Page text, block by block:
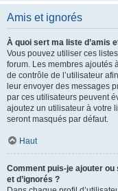
Amis et ignorés
À quoi sert ma liste d’amis
Vous pouvez utiliser ces
forum. Les membres ajoutés
de contrôle de l’utilisateur
leur envoyer des messages
par ces utilisateurs peuvent
ajoutez un utilisateur à votre
seront masqués par défaut.
Haut
Comment puis-je ajouter
et d’ignorés ?